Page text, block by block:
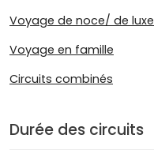
Voyage de noce/ de luxe
Voyage en famille
Circuits combinés
Durée des circuits